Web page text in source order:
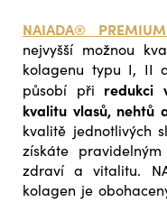
NAIADA®
nejvyšší možnou
kolagenu typu I, II
působí při redukci
kvalitu vlasů, nehtů
kvalitě jednotlivých
získáte
zdraví a vitalitu.
kolagen je